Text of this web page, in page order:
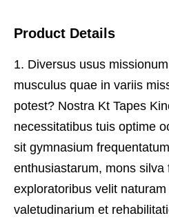
Product Details
1. Diversus usus
musculus quae in variis
potest? Nostra Kt Tapes
necessitatibus tuis optime
sit gymnasium
enthusiastarum, mons silva
exploratoribus velit
valetudinarium et